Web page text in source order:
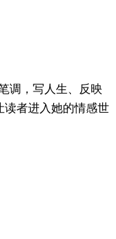
调，写人生、反映
读者进入她的情感世